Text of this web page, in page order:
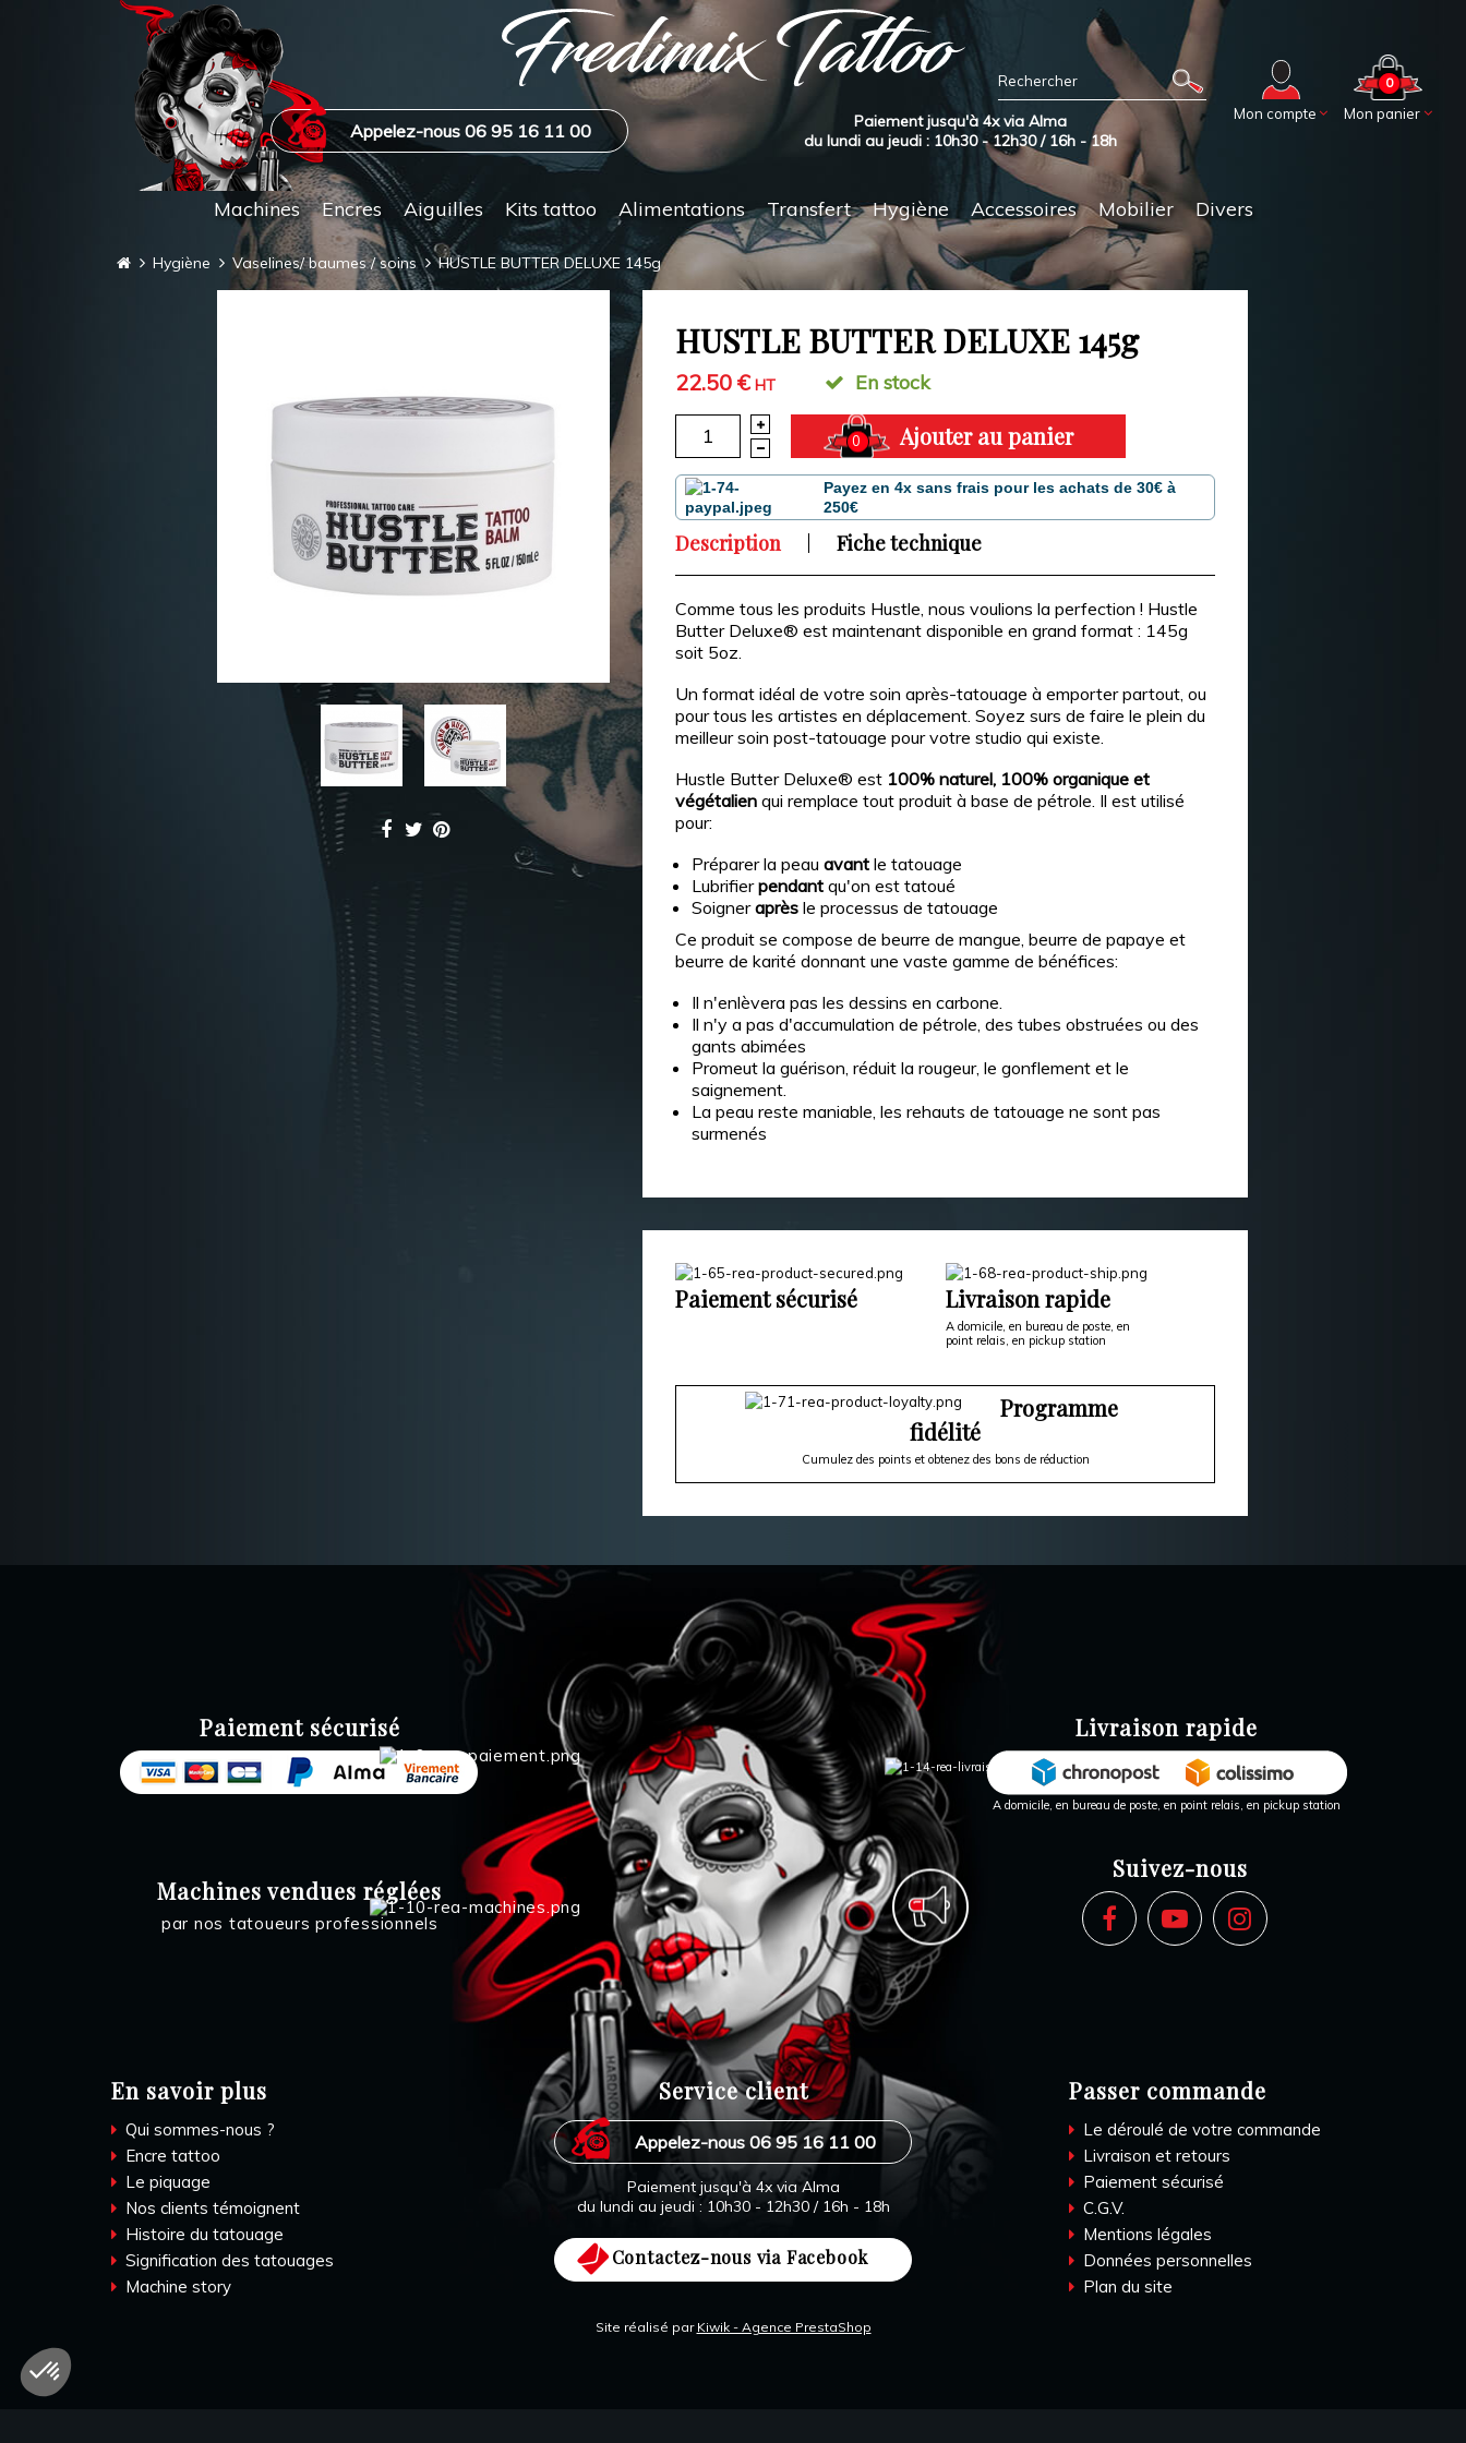
Mon panier
0
Mon compte
Appelez-nous 06 95 16 11 00
Paiement jusqu'à 4x via Alma
du lundi au jeudi : 10h30 - 12h30 / 16h - 18h
Machines Encres Aiguilles Kits tattoo Alimentations Transfert Hygiène Accessoires Mobilier Divers
Hygiène Vaselines/ baumes / soins HUSTLE BUTTER DELUXE 145g
HUSTLE BUTTER DELUXE 145g
22.50 €HT En stock
0 Ajouter au panier
Payez en 4x sans frais pour les achats de 30€ à
250€
Description Fiche technique
Comme tous les produits Hustle, nous voulions la perfection ! Hustle
Butter Deluxe® est maintenant disponible en grand format : 145g
soit 5oz.
Un format idéal de votre soin après-tatouage à emporter partout, ou
pour tous les artistes en déplacement. Soyez surs de faire le plein du
meilleur soin post-tatouage pour votre studio qui existe.
Hustle Butter Deluxe® est 100% naturel, 100% organique et
végétalien qui remplace tout produit à base de pétrole. Il est utilisé
pour:
Préparer la peauavant le tatouage
Lubrifierpendant qu'on est tatoué
Soigneraprès le processus de tatouage
Ce produit se compose de beurre de mangue, beurre de papaye et
beurre de karité donnant une vaste gamme de bénéfices:
Il n'enlèvera pas les dessins en carbone.
Il n'y a pas d'accumulation de pétrole, des tubes obstruées ou des
gants abimées
Promeut la guérison, réduit la rougeur, le gonflement et le
saignement.
La peau reste maniable, les rehauts de tatouage ne sont pas
surmenés
Paiement sécurisé Livraison rapide
A domicile, en bureau de poste, en
point relais, en pickup station
Programme
fidélité
Cumulez des points et obtenez des bons de réduction
Paiement sécurisé
Machines vendues réglées
par nos tatoueurs professionnels
Livraison rapide
A domicile, en bureau de poste, en point relais, en pickup station
Suivez-nous
En savoir plus
Qui sommes-nous ?
Encre tattoo
Le piquage
Nos clients témoignent
Histoire du tatouage
Signification des tatouages
Machine story
Service client
Appelez-nous 06 95 16 11 00
Paiement jusqu'à 4x via Alma
du lundi au jeudi : 10h30 - 12h30 / 16h - 18h
Contactez-nous via Facebook
Passer commande
Le déroulé de votre commande
Livraison et retours
Paiement sécurisé
C.G.V.
Mentions légales
Données personnelles
Plan du site
Site réalisé par Kiwik - Agence PrestaShop